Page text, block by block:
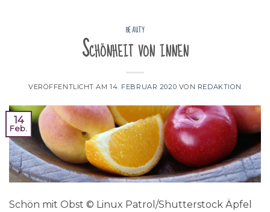
BEAUTY
Schönheit von innen
VERÖFFENTLICHT AM14. FEBRUAR 2020 VON REDAKTION
14
Feb.
Schön mit Obst © Linux Patrol/Shutterstock Äpfel